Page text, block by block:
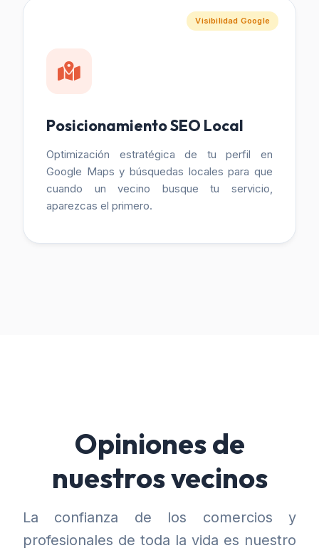
Visibilidad Google
Posicionamiento SEO Local
Optimización estratégica de tu perfil en
Google Maps y búsquedas locales para que
cuando un vecino busque tu servicio,
aparezcas el primero.
Opiniones de
nuestros vecinos
La confianza de los comercios y
profesionales de toda la vida es nuestro